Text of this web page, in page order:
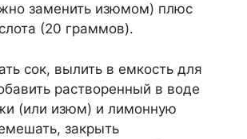
заменить изюмом) плюс
(20 граммов).
сок, вылить в емкость для
растворенный в воде
(или изюм) и лимонную
закрыть